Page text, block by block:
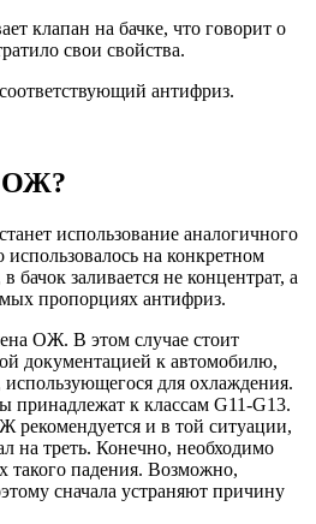
клапан на бачке, что говорит о
свои свойства.
антифриз.
ОЖ?
использование аналогичного
использовалось на конкретном
бачок заливается не концентрат, а
пропорциях антифриз.
ОЖ. В этом случае стоит
документацией к автомобилю,
использующегося для охлаждения.
к классам G11-G13.
и в той ситуации,
на треть. Конечно, необходимо
такого падения. Возможно,
сначала устраняют причину